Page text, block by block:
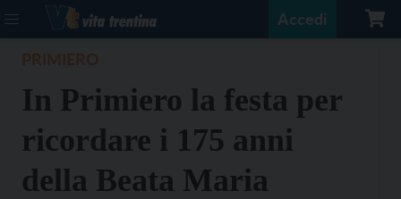
Accedi
In Primiero la festa per
ricordare i 175 anni
della Beata Maria